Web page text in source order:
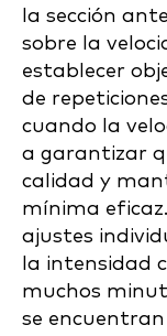
la sección
sobre la
establecer
de
cuando la
a garantizar
calidad y
mínima
ajustes
la intensidad
muchos
se